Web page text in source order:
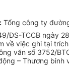
Tổng công ty
ĐS-TCCB ngày
về việc ghi tại
văn số 3752/
– Thương binh